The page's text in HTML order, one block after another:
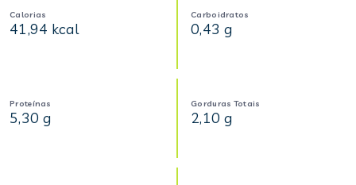
Calorias
41,94 kcal
Carboidratos
0,43 g
Proteínas
5,30 g
Gorduras Totais
2,10 g